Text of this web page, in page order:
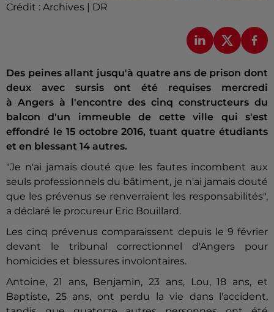
Crédit : Archives | DR
Des peines allant jusqu'à quatre ans de prison dont
deux avec sursis ont été requises mercredi
à Angers à l'encontre des cinq constructeurs du
balcon d'un immeuble de cette ville qui s'est
effondré le 15 octobre 2016, tuant quatre étudiants
et en blessant 14 autres.
"Je n'ai jamais douté que les fautes incombent aux
seuls professionnels du bâtiment, je n'ai jamais douté
que les prévenus se renverraient les responsabilités",
a déclaré le procureur Eric Bouillard.
Les cinq prévenus comparaissent depuis le 9 février
devant le tribunal correctionnel d'Angers pour
homicides et blessures involontaires.
Antoine, 21 ans, Benjamin, 23 ans, Lou, 18 ans, et
Baptiste, 25 ans, ont perdu la vie dans l'accident,